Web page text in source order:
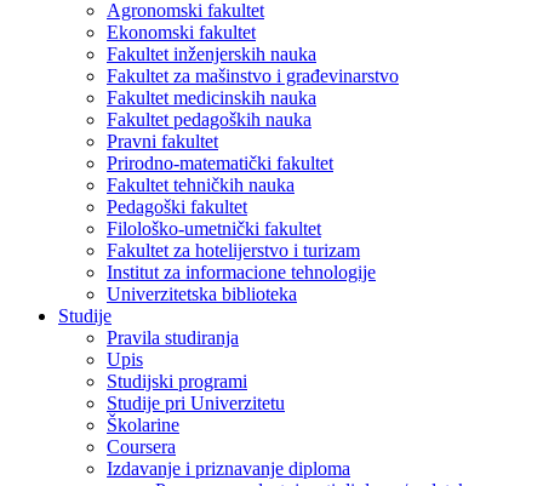
Agronomski fakultet
Ekonomski fakultet
Fakultet inženjerskih nauka
Fakultet za mašinstvo i građevinarstvo
Fakultet medicinskih nauka
Fakultet pedagoških nauka
Pravni fakultet
Prirodno-matematički fakultet
Fakultet tehničkih nauka
Pedagoški fakultet
Filološko-umetnički fakultet
Fakultet za hotelijerstvo i turizam
Institut za informacione tehnologije
Univerzitetska biblioteka
Studije
Pravila studiranja
Upis
Studijski programi
Studije pri Univerzitetu
Školarine
Coursera
Izdavanje i priznavanje diploma